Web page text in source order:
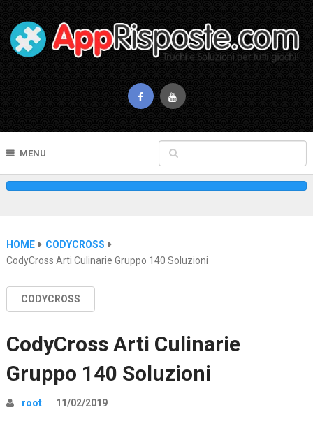
MENU
HOME
CODYCROSS
CodyCross Arti Culinarie Gruppo 140 Soluzioni
CODYCROSS
CodyCross Arti Culinarie
Gruppo 140 Soluzioni
root 11/02/2019